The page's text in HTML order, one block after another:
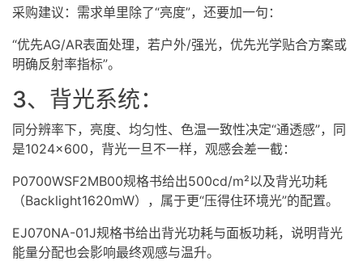
采购建议：需求单里除了“亮度”，还要加一句：
“优先AG/AR表面处理，若户外/强光，优先光学贴合方案或
明确反射率指标”。
3、背光系统：
同分辨率下，亮度、均匀性、色温一致性决定“通透感”，同
是1024×600，背光一旦不一样，观感会差一截：
P0700WSF2MB00规格书给出500cd/m²以及背光功耗
（Backlight1620mW），属于更“压得住环境光”的配置。
EJ070NA-01J规格书给出背光功耗与面板功耗，说明背光
能量分配也会影响最终观感与温升。